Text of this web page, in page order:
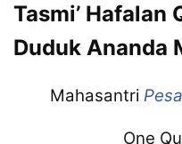
Tasmi’ Hafalan
Duduk Ananda
Mahasantri
One